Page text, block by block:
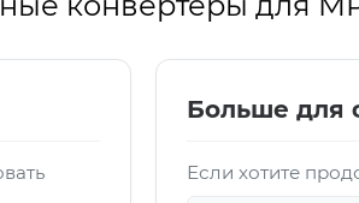
Больше для
Если хотите